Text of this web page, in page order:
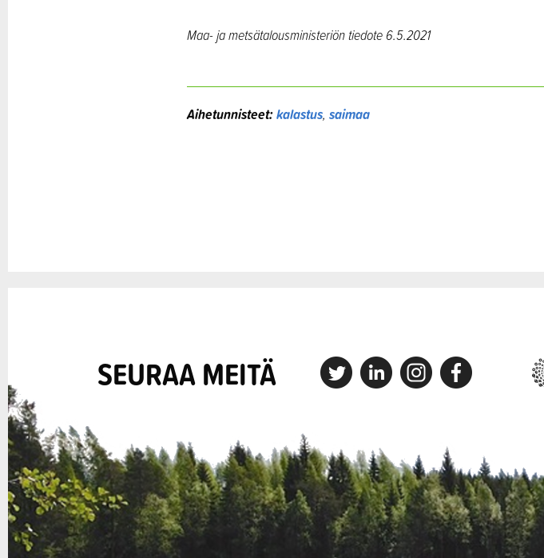
Maa- ja metsätalousministeriön tiedote 6.5.2021
Aihetunnisteet:kalastus, saimaa
SEURAA MEITÄ X Linkedin InstagramFacebook